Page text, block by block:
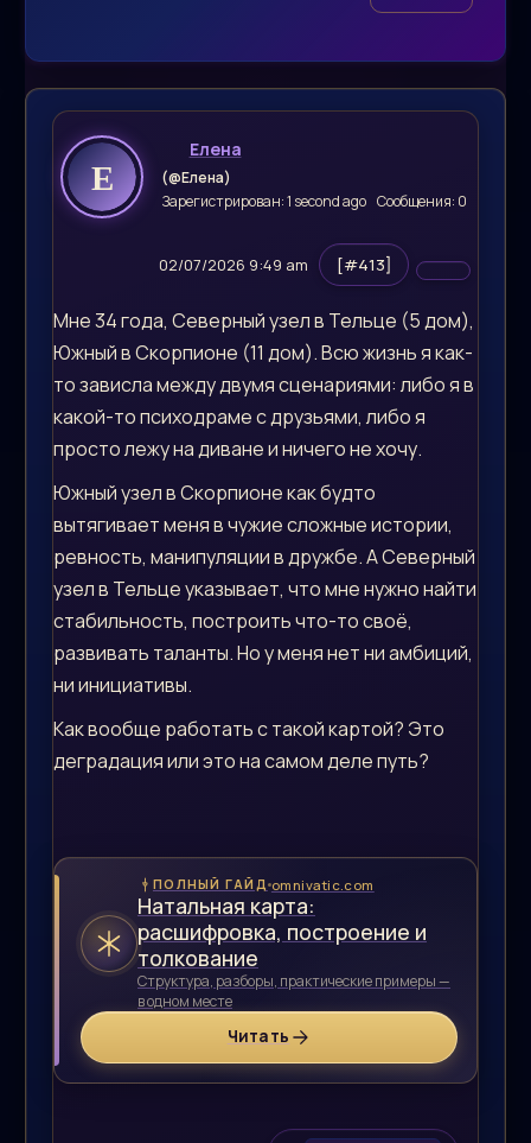
Елена
(@Елена)
Зарегистрирован: 1 second ago Сообщения: 0
02/07/2026 9:49 am [#413]
Мне 34 года, Северный узел в Тельце (5 дом),
Южный в Скорпионе (11 дом). Всю жизнь я как-
то зависла между двумя сценариями: либо я в
какой-то психодраме с друзьями, либо я
просто лежу на диване и ничего не хочу.
Южный узел в Скорпионе как будто
вытягивает меня в чужие сложные истории,
ревность, манипуляции в дружбе. А Северный
узел в Тельце указывает, что мне нужно найти
стабильность, построить что-то своё,
развивать таланты. Но у меня нет ни амбиций,
ни инициативы.
Как вообще работать с такой картой? Это
деградация или это на самом деле путь?
ПОЛНЫЙ ГАЙД omnivatic.com
Натальная карта:
расшифровка, построение и
толкование
Структура, разборы, практические примеры —
в одном месте
Читать